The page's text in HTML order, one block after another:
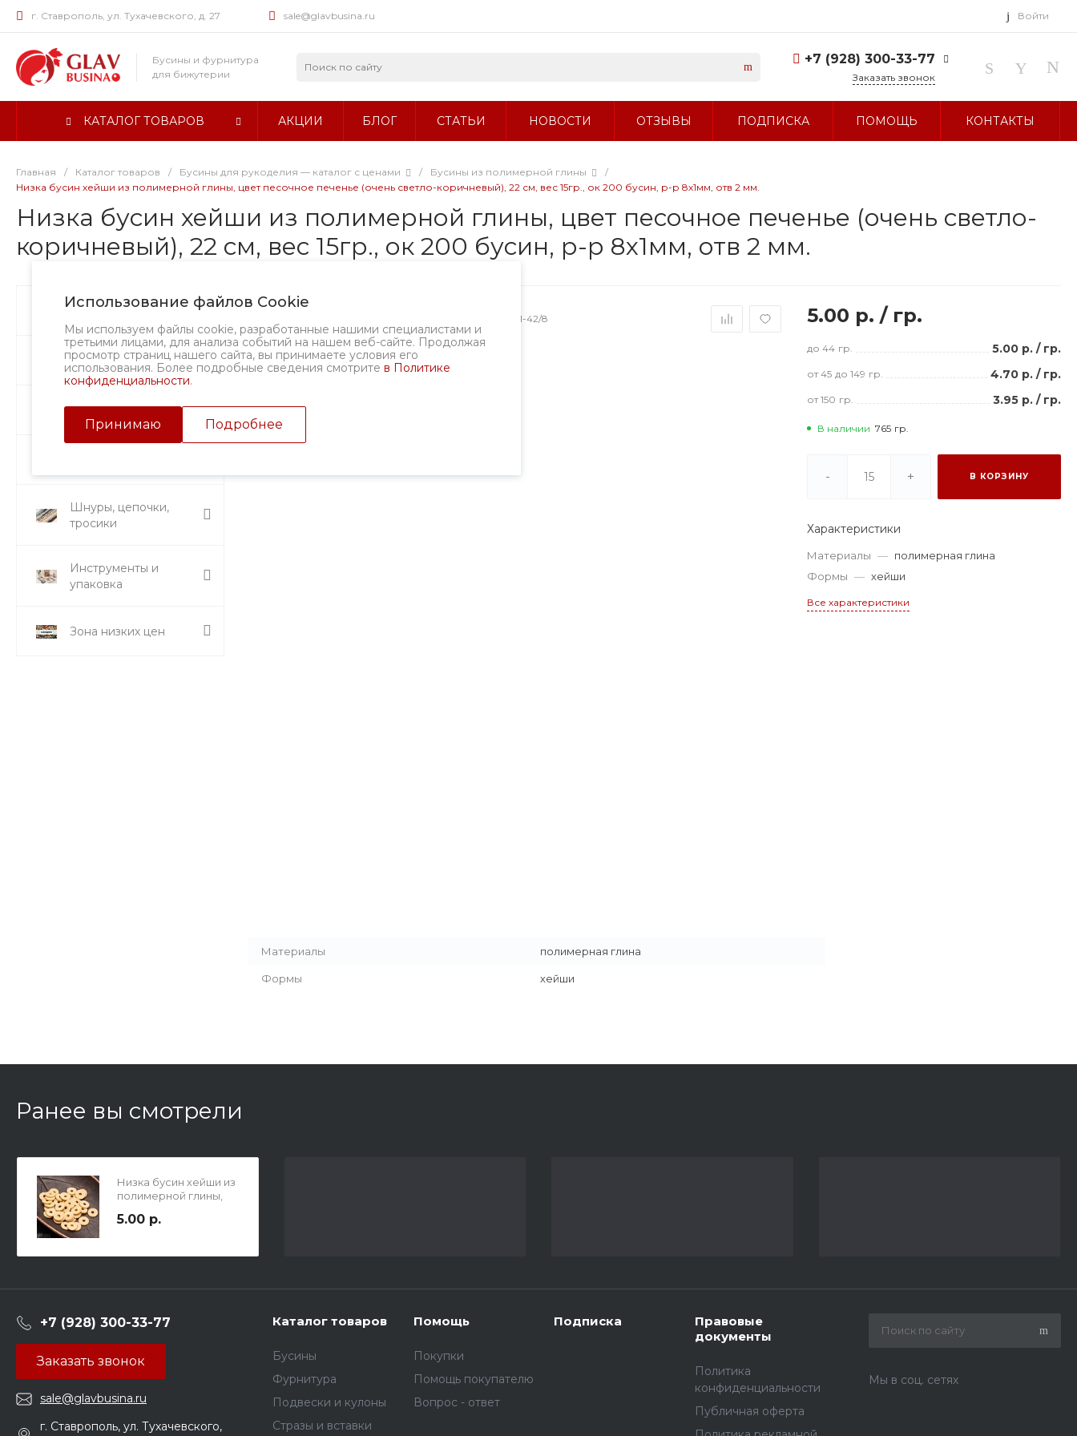
г. Ставрополь, ул. Тухачевского, д. 27 sale@glavbusina.ru Войти
Бусины и фурнитура
для бижутерии
+7 (928) 300-33-77
г. Ставрополь, ул.
Заказать звонок
КАТАЛОГ ТОВАРОВ АКЦИИ БЛОГ СТАТЬИ НОВОСТИ ОТЗЫВЫ ПОДПИСКА ПОМОЩЬ КОНТАКТЫ
Главная / Каталог товаров / Бусины для рукоделия — каталог с ценами / Бусины из полимерной глины
/
Низка бусин хейши из полимерной глины, цвет песочное печенье (очень светло-коричневый), 22 см, вес 15гр., ок 200 бусин, р-р 8х1мм, отв 2 мм.
Низка бусин хейши из полимерной глины, цвет песочное печенье (очень светло-
коричневый), 22 см, вес 15гр., ок 200 бусин, р-р 8х1мм, отв 2 мм.
Использование файлов Cookie
Мы используем файлы cookie, разработанные нашими специалистами и
третьими лицами, для анализа событий на нашем веб-сайте. Продолжая
просмотр страниц нашего сайта, вы принимаете условия его
использования. Более подробные сведения смотрите в Политике
конфиденциальности.
Принимаю Подробнее
Бусины
Фурнитура
Подвески и кулоны
Шнуры, цепочки,
тросики
Инструменты и
упаковка
Зона низких цен
1801-42/8 5.00 р./ гр.
до 44 гр. 5.00 р. / гр.
от 45 до 149 гр. 4.70 р. / гр.
от 150 гр. 3.95 р. / гр.
В наличии 765 гр.
- + В КОРЗИНУ
Характеристики
Материалы — полимерная глина
Формы — хейши
Все характеристики
Материалы полимерная глина
Формы хейши
Ранее вы смотрели
Низка бусин хейши из
полимерной глины,
печенье (очень
5.00 р.
+7 (928) 300-33-77
Заказать звонок
sale@glavbusina.ru
г. Ставрополь, ул. Тухачевского,
Каталог товаров
Бусины
Фурнитура
Подвески и кулоны
Стразы и вставки
Помощь
Покупки
Помощь покупателю
Вопрос - ответ
Подписка
Правовые
документы
Политика
конфиденциальности
Публичная оферта
Мы в соц. сетях